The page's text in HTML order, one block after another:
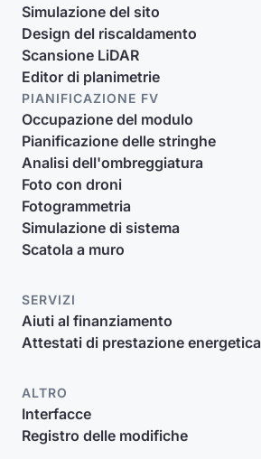
Simulazione del sito
Design del riscaldamento
Scansione LiDAR
Editor di planimetrie
PIANIFICAZIONE FV
Occupazione del modulo
Pianificazione delle stringhe
Analisi dell'ombreggiatura
Foto con droni
Fotogrammetria
Simulazione di sistema
Scatola a muro
SERVIZI
Aiuti al finanziamento
Attestati di prestazione energetica
ALTRO
Interfacce
Registro delle modifiche